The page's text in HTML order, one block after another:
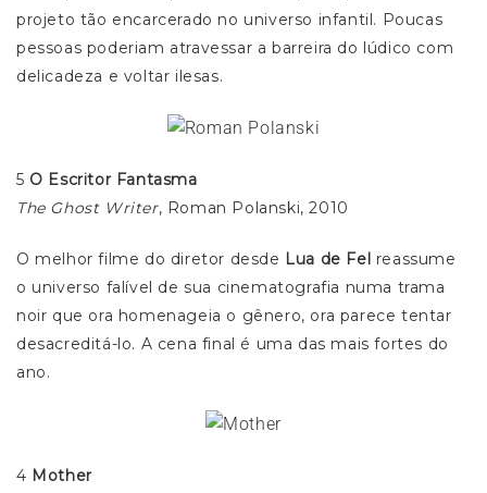
projeto tão encarcerado no universo infantil. Poucas
pessoas poderiam atravessar a barreira do lúdico com
delicadeza e voltar ilesas.
5 O Escritor Fantasma
The Ghost Writer, Roman Polanski, 2010
O melhor filme do diretor desde Lua de Fel reassume
o universo falível de sua cinematografia numa trama
noir que ora homenageia o gênero, ora parece tentar
desacreditá-lo. A cena final é uma das mais fortes do
ano.
4 Mother